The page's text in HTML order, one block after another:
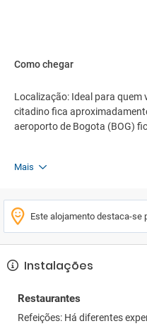
máquina de fax. Palestras,
Como chegar
Localização: Ideal para quem
citadino fica
aeroporto de Bogota (BOG)
Mais
Este alojamento destaca-se
Instalações
Restaurantes
Refeições: Há diferentes